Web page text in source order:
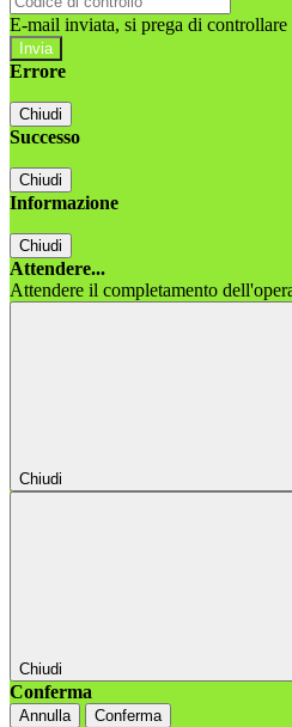
E-mail inviata, si prega di controllare
Errore
Chiudi
Successo
Chiudi
Informazione
Chiudi
Attendere...
Attendere il completamento
Chiudi
Chiudi
Conferma
Annulla Conferma